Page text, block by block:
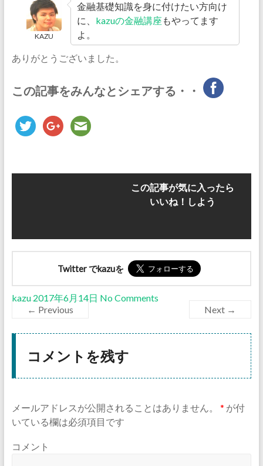
KAZU
金融基礎知識を身に付けたい方向け
に、 kazuの金融講座 もやってます
よ。
ありがとうございました。
この記事をみんなとシェアする・・
この記事が気に入ったら
いいね！しよう
Twitter でkazuを
kazu 2017年6月14日 No Comments
← Previous
Next →
コメントを残す
メールアドレスが公開されることはありません。 * が付
いている欄は必須項目です
コメント